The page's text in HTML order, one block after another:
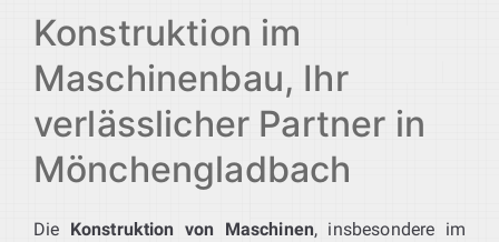
Konstruktion im
Maschinenbau, Ihr
verlässlicher Partner in
Mönchengladbach
Die Konstruktion von Maschinen, insbesondere im